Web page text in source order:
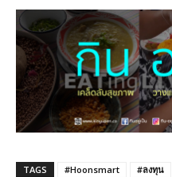
TAGS #Hoonsmart #ลงทุน